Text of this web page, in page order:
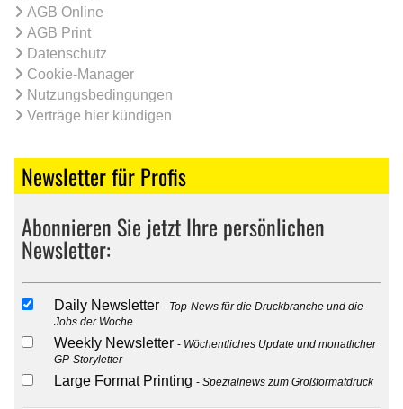
AGB Online
AGB Print
Datenschutz
Cookie-Manager
Nutzungsbedingungen
Verträge hier kündigen
Newsletter für Profis
Abonnieren Sie jetzt Ihre persönlichen
Newsletter:
Daily Newsletter
Top-News für die Druckbranche und die
Jobs der Woche
Weekly Newsletter
Wöchentliches Update und monatlicher
GP-Storyletter
Large Format Printing Spezialnews zum Großformatdruck